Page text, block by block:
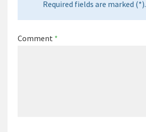
Required fields are marked (*).
Comment *